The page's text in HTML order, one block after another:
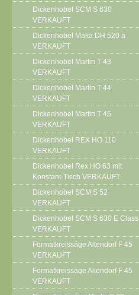
Dickenhobel SCM S 630
VERKAUFT
Dickenhobel Maka DH 520 a
VERKAUFT
Dickenhobel Martin T 43
VERKAUFT
Dickenhobel Martin T 44
VERKAUFT
Dickenhobel Martin T 45
VERKAUFT
Dickenhobel REX HO 110
VERKAUFT
Dickenhobel Rex HO 63 mit
Konstant-Tisch VERKAUFT
Dickenhobel SCM S 52
VERKAUFT
Dickenhobel SCM S 630 E Class
VERKAUFT
Formatkreissäge Altendorf F 45
VERKAUFT
Formatkreissäge Altendorf F 45
VERKAUFT